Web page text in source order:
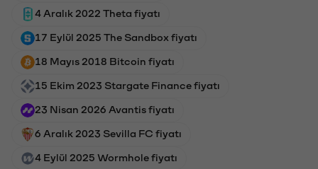
4 Aralık 2022 Theta fiyatı
17 Eylül 2025 The Sandbox fiyatı
18 Mayıs 2018 Bitcoin fiyatı
15 Ekim 2023 Stargate Finance fiyatı
23 Nisan 2026 Avantis fiyatı
6 Aralık 2023 Sevilla FC fiyatı
4 Eylül 2025 Wormhole fiyatı